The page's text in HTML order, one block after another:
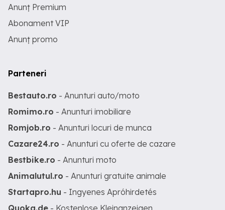
Anunț Premium
Abonament VIP
Anunț promo
Parteneri
Bestauto.ro - Anunturi auto/moto
Romimo.ro - Anunturi imobiliare
Romjob.ro - Anunturi locuri de munca
Cazare24.ro - Anunturi cu oferte de cazare
Bestbike.ro - Anunturi moto
Animalutul.ro - Anunturi gratuite animale
Startapro.hu - Ingyenes Apróhirdetés
Quoka.de - Kostenlose Kleinanzeigen